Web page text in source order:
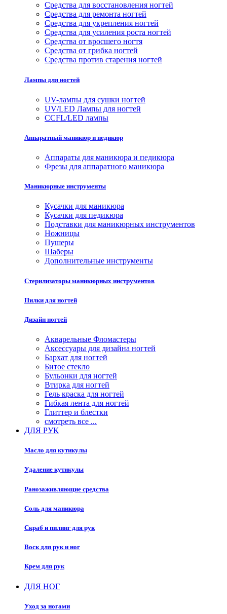
Средства для восстановления ногтей
Средства для ремонта ногтей
Средства для укрепления ногтей
Средства для усиления роста ногтей
Средства от вросшего ногтя
Средства от грибка ногтей
Средства против старения ногтей
Лампы для ногтей
UV-лампы для сушки ногтей
UV/LED Лампы для ногтей
CCFL/LED лампы
Аппаратный маникюр и педикюр
Аппараты для маникюра и педикюра
Фрезы для аппаратного маникюра
Маникюрные инструменты
Кусачки для маникюра
Кусачки для педикюра
Подставки для маникюрных инструментов
Ножницы
Пушеры
Шаберы
Дополнительные инструменты
Стерилизаторы маникюрных инструментов
Пилки для ногтей
Дизайн ногтей
Акварельные Фломастеры
Аксессуары для дизайна ногтей
Бархат для ногтей
Битое стекло
Бульонки для ногтей
Втирка для ногтей
Гель краска для ногтей
Гибкая лента для ногтей
Глиттер и блестки
смотреть все ...
ДЛЯ РУК
Масло для кутикулы
Удаление кутикулы
Ранозаживляющие средства
Соль для маникюра
Скраб и пилинг для рук
Воск для рук и ног
Крем для рук
ДЛЯ НОГ
Уход за ногами